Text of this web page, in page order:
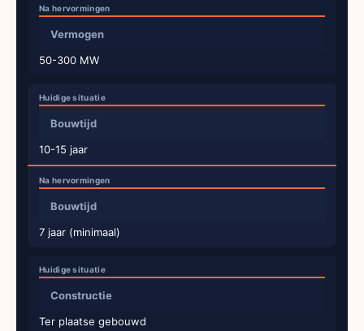
Vermogen
50-300 MW
Bouwtijd
10-15 jaar
Bouwtijd
7 jaar (minimaal)
Constructie
Ter plaatse gebouwd